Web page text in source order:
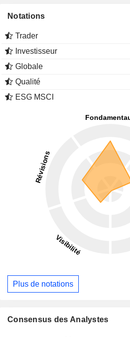
Notations
Trader
Investisseur
Globale
Qualité
ESG MSCI
Plus de notations
Consensus des Analystes